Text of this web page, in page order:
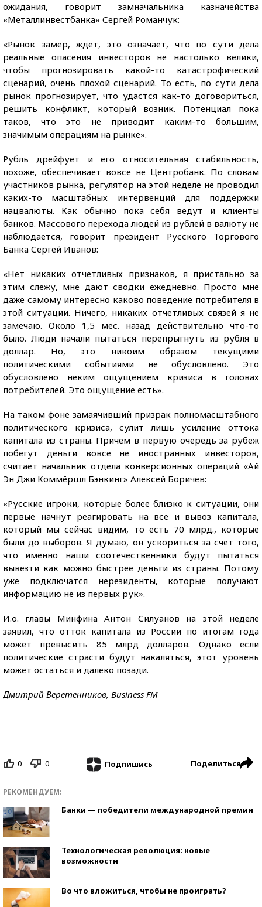
ожидания, говорит замначальника казначейства
«Металлинвестбанка» Сергей Романчук:
«Рынок замер, ждет, это означает, что по сути дела
реальные опасения инвесторов не настолько велики,
чтобы прогнозировать какой-то катастрофический
сценарий, очень плохой сценарий. То есть, по сути дела
рынок прогнозирует, что удастся как-то договориться,
решить конфликт, который возник. Потенциал пока
таков, что это не приводит каким-то большим,
значимым операциям на рынке».
Рубль дрейфует и его относительная стабильность,
похоже, обеспечивает вовсе не Центробанк. По словам
участников рынка, регулятор на этой неделе не проводил
каких-то масштабных интервенций для поддержки
нацвалюты. Как обычно пока себя ведут и клиенты
банков. Массового перехода людей из рублей в валюту не
наблюдается, говорит президент Русского Торгового
Банка Сергей Иванов:
«Нет никаких отчетливых признаков, я пристально за
этим слежу, мне дают сводки ежедневно. Просто мне
даже самому интересно каково поведение потребителя в
этой ситуации. Ничего, никаких отчетливых связей я не
замечаю. Около 1,5 мес. назад действительно что-то
было. Люди начали пытаться перепрыгнуть из рубля в
доллар. Но, это никоим образом текущими
политическими событиями не обусловлено. Это
обусловлено неким ощущением кризиса в головах
потребителей. Это ощущение есть».
На таком фоне замаячивший призрак полномасштабного
политического кризиса, сулит лишь усиление оттока
капитала из страны. Причем в первую очередь за рубеж
побегут деньги вовсе не иностранных инвесторов,
считает начальник отдела конверсионных операций «Ай
Эн Джи Коммёршл Бэнкинг» Алексей Боричев:
«Русские игроки, которые более близко к ситуации, они
первые начнут реагировать на все и вывоз капитала,
который мы сейчас видим, то есть 70 млрд., которые
были до выборов. Я думаю, он ускориться за счет того,
что именно наши соотечественники будут пытаться
вывезти как можно быстрее деньги из страны. Потому
уже подключатся нерезиденты, которые получают
информацию не из первых рук».
И.о. главы Минфина Антон Силуанов на этой неделе
заявил, что отток капитала из России по итогам года
может превысить 85 млрд долларов. Однако если
политические страсти будут накаляться, этот уровень
может остаться и далеко позади.
Дмитрий Веретенников, Business FM
0 0 Подпишись Поделиться
РЕКОМЕНДУЕМ:
Банки — победители международной премии
Технологическая революция: новые
возможности
Во что вложиться, чтобы не проиграть?